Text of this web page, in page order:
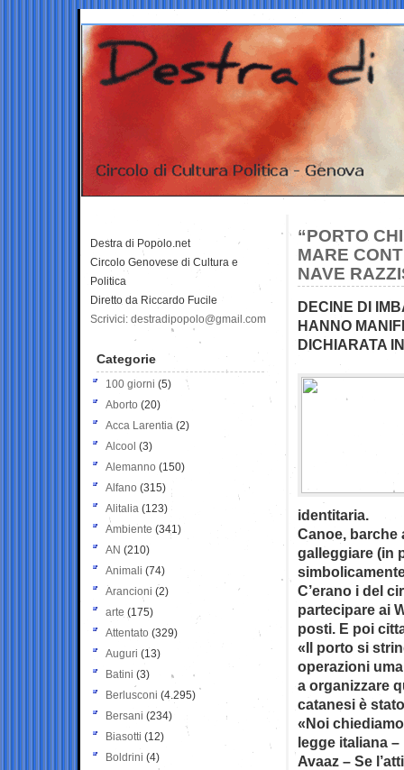
“PORTO
MARE
NAVE
DECINE DI
HANNO
DICHIARATA
identitaria.
Canoe, barche
galleggiare (in
C’erano i del
partecipare ai
posti. E poi
«Il porto si
operazioni
a organizzare
catanesi è
«Noi
legge italiana
Avaaz – Se
Destra di Popolo.net
Circolo Genovese di Cultura e
Politica
Diretto da Riccardo Fucile
Scrivici: destradipopolo@gmail.com
Categorie
100 giorni (5)
Aborto (20)
Acca Larentia (2)
Alcool (3)
Alemanno (150)
Alfano (315)
Alitalia (123)
Ambiente (341)
AN (210)
Animali (74)
Arancioni (2)
arte (175)
Attentato (329)
Auguri (13)
Batini (3)
Berlusconi (4.295)
Bersani (234)
Biasotti (12)
Boldrini (4)